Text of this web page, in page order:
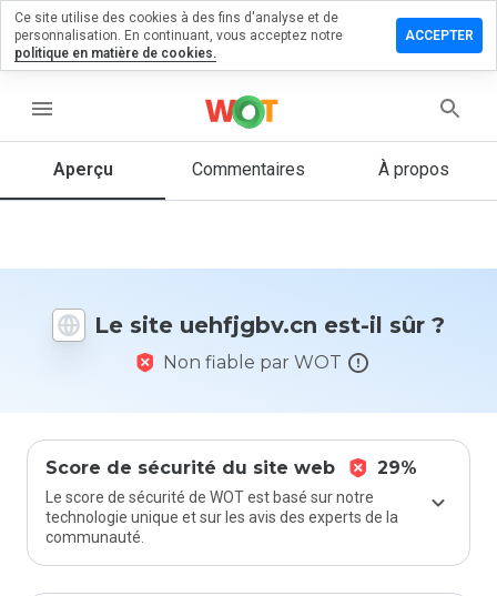
menu
Aperçu Commentaires À propos
Le site uehfjgbv.cn est-il sûr ?
Non fiable par WOT
Score de sécurité du site web 29%
Le score de sécurité de WOT est basé sur notre
technologie unique et sur les avis des experts de la
communauté.
un
1 et 5
vous à ce
site ?
Ce site utilise des cookies à des fins d'analyse et de
personnalisation. En continuant, vous acceptez notre
politique en matière de cookies.
ACCEPTER